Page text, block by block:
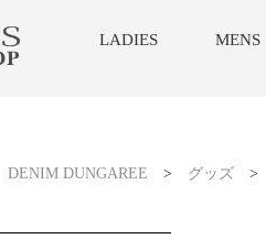
LADIES MENS
DENIM DUNGAREE > グッズ>